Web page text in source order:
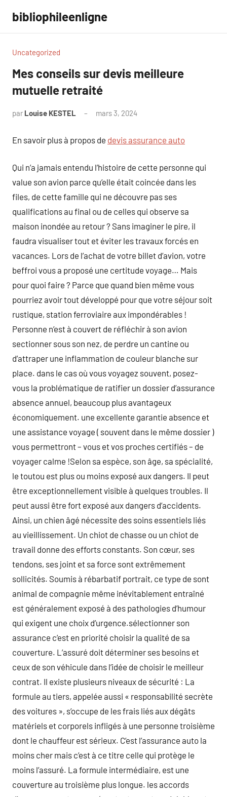
contenu
bibliophileenligne
Uncategorized
Mes conseils sur devis meilleure
mutuelle retraité
par Louise KESTEL mars 3, 2024
En savoir plus à propos de devis assurance auto
Qui n’a jamais entendu l’histoire de cette personne qui
value son avion parce qu’elle était coincée dans les
files, de cette famille qui ne découvre pas ses
qualifications au final ou de celles qui observe sa
maison inondée au retour ? Sans imaginer le pire, il
faudra visualiser tout et éviter les travaux forcés en
vacances. Lors de l’achat de votre billet d’avion, votre
beffroi vous a proposé une certitude voyage… Mais
pour quoi faire ? Parce que quand bien même vous
pourriez avoir tout développé pour que votre séjour soit
rustique, station ferroviaire aux impondérables !
Personne n’est à couvert de réfléchir à son avion
sectionner sous son nez, de perdre un cantine ou
d’attraper une inflammation de couleur blanche sur
place. dans le cas où vous voyagez souvent, posez-
vous la problématique de ratifier un dossier d’assurance
absence annuel, beaucoup plus avantageux
économiquement. une excellente garantie absence et
une assistance voyage ( souvent dans le même dossier )
vous permettront – vous et vos proches certifiés – de
voyager calme !Selon sa espèce, son âge, sa spécialité,
le toutou est plus ou moins exposé aux dangers. Il peut
être exceptionnellement visible à quelques troubles. Il
peut aussi être fort exposé aux dangers d’accidents.
Ainsi, un chien âgé nécessite des soins essentiels liés
au vieillissement. Un chiot de chasse ou un chiot de
travail donne des efforts constants. Son cœur, ses
tendons, ses joint et sa force sont extrêmement
sollicités. Soumis à rébarbatif portrait, ce type de sont
animal de compagnie même inévitablement entraîné
est généralement exposé à des pathologies d’humour
qui exigent une choix d’urgence.sélectionner son
assurance c’est en priorité choisir la qualité de sa
couverture. L’assuré doit déterminer ses besoins et
ceux de son véhicule dans l’idée de choisir le meilleur
contrat. Il existe plusieurs niveaux de sécurité : La
formule au tiers, appelée aussi « responsabilité secrète
des voitures », s’occupe de les frais liés aux dégâts
matériels et corporels infligés à une personne troisième
dont le chauffeur est sérieux. C’est l’assurance auto la
moins cher mais c’est à ce titre celle qui protège le
moins l’assuré. La formule intermédiaire, est une
couverture au troisième plus longue. les accords